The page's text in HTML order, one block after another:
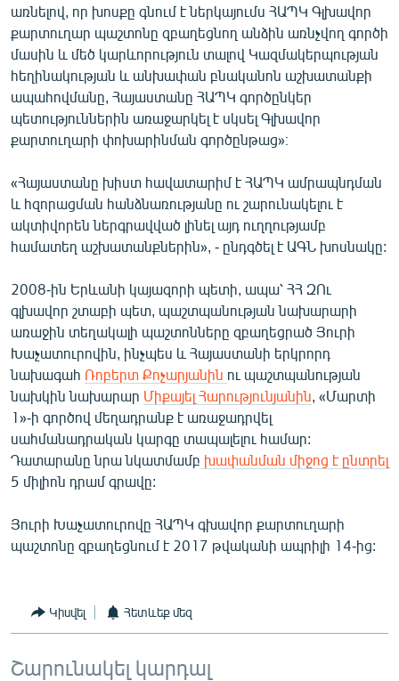
առնելով, որ խոսքը գնում է ներկայումս ՀԱՊԿ Գլխավոր
քարտուղար պաշտոնը զբաղեցնող անձին առնչվող գործի
մասին և մեծ կարևորություն տալով Կազմակերպության
հեղինակության և անխափան բնականոն աշխատանքի
ապահովմանը, Հայաստանը ՀԱՊԿ գործընկեր
պետություններին առաջարկել է սկսել Գլխավոր
քարտուղարի փոխարինման գործընթաց»։
«Հայաստանը խիստ հավատարիմ է ՀԱՊԿ ամրապնդման
և հզորացման հանձնառությանը ու շարունակելու է
ակտիվորեն ներգրավված լինել այդ ուղղությամբ
համատեղ աշխատանքներին», - ընդգծել է ԱԳՆ խոսնակը:
2008-ին Երևանի կայազորի պետի, ապա՝ ՀՀ ԶՈւ
գլխավոր շտաբի պետ, պաշտպանության նախարարի
առաջին տեղակալի պաշտոնները զբաղեցրած Յուրի
Խաչատուրովին, ինչպես և Հայաստանի երկրորդ
նախագահ Ռոբերտ Քոչարյանին ու պաշտպանության
նախկին նախարար Միքայել Հարությունյանին , «Մարտի
1»-ի գործով մեղադրանք է առաջադրվել
սահմանադրական կարգը տապալելու համար:
Դատարանը նրա նկատմամբ խափանման միջոց է ընտրել
5 միլիոն դրամ գրավը:
Յուրի Խաչատուրովը ՀԱՊԿ գխավոր քարտուղարի
պաշտոնը զբաղեցնում է 2017 թվականի ապրիլի 14-ից:
Կիսվել Հետևեք մեզ
Շարունակել կարդալ